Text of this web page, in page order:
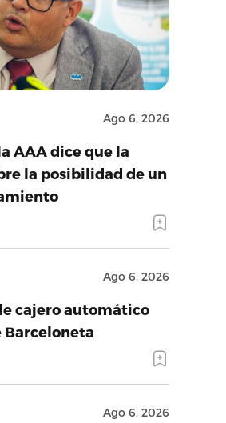
Ago 6, 2026
AAA dice que la
la posibilidad de un
Ago 6, 2026
cajero automático
Barceloneta
Ago 6, 2026